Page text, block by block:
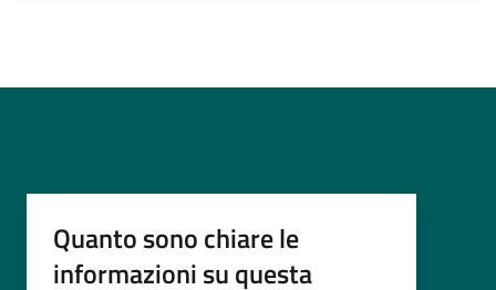
Quanto sono chiare le
informazioni su questa